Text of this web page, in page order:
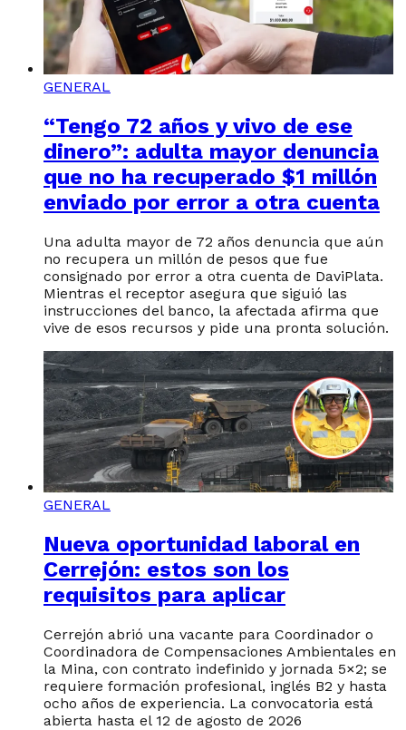
GENERAL
“Tengo 72 años y vivo de ese
dinero”: adulta mayor denuncia
que no ha recuperado $1 millón
enviado por error a otra cuenta
Una adulta mayor de 72 años denuncia que aún
no recupera un millón de pesos que fue
consignado por error a otra cuenta de DaviPlata.
Mientras el receptor asegura que siguió las
instrucciones del banco, la afectada afirma que
vive de esos recursos y pide una pronta solución.
GENERAL
Nueva oportunidad laboral en
Cerrejón: estos son los
requisitos para aplicar
Cerrejón abrió una vacante para Coordinador o
Coordinadora de Compensaciones Ambientales en
la Mina, con contrato indefinido y jornada 5×2; se
requiere formación profesional, inglés B2 y hasta
ocho años de experiencia. La convocatoria está
abierta hasta el 12 de agosto de 2026